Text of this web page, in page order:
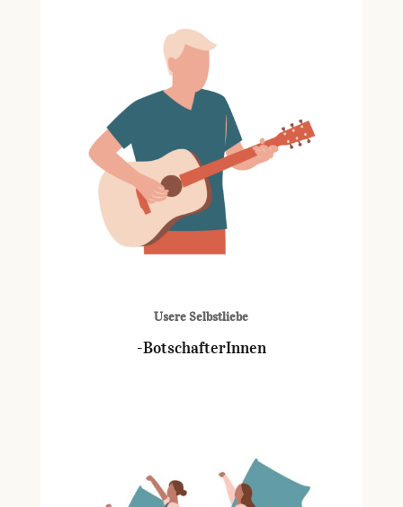
Usere Selbstliebe
-BotschafterInnen